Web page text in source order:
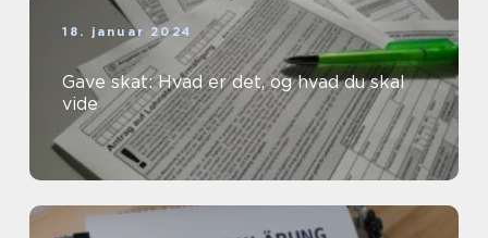
18. januar 2024
Gave skat: Hvad er det, og hvad du skal
vide